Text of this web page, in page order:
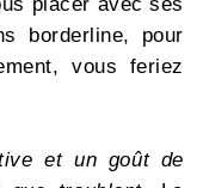
placer avec ses
borderline, pour
vous feriez
et un goût de